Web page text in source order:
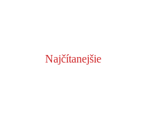
Najčítanejšie